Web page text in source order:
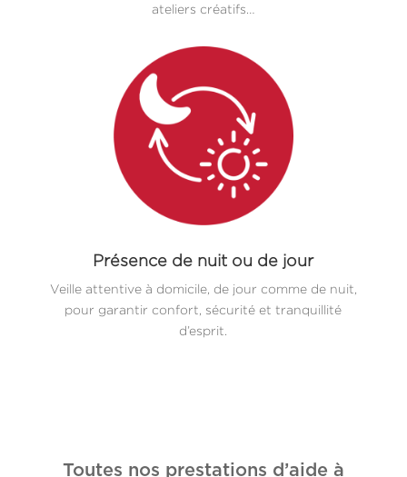
ateliers créatifs…
Présence de nuit ou de jour
Veille attentive à domicile, de jour comme de nuit,
pour garantir confort, sécurité et tranquillité
d’esprit.
Toutes nos prestations d’aide à